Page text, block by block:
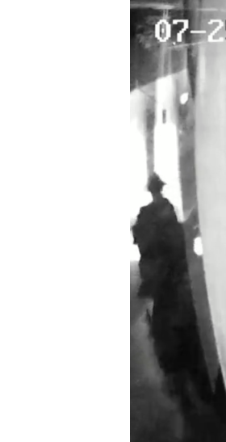
КРЫМ.НЕПОКОРЕННЫЙ
УКРАИНСКАЯ ПРОБЛЕМА КРЫМА